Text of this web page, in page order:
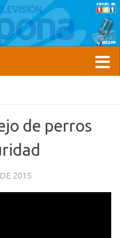
de perros
2015